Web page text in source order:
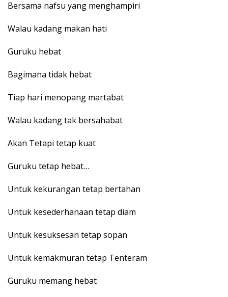
Bersama nafsu yang menghampiri
Walau kadang makan hati
Guruku hebat
Bagimana tidak hebat
Tiap hari menopang martabat
Walau kadang tak bersahabat
Akan Tetapi tetap kuat
Guruku tetap hebat…
Untuk kekurangan tetap bertahan
Untuk kesederhanaan tetap diam
Untuk kesuksesan tetap sopan
Untuk kemakmuran tetap Tenteram
Guruku memang hebat